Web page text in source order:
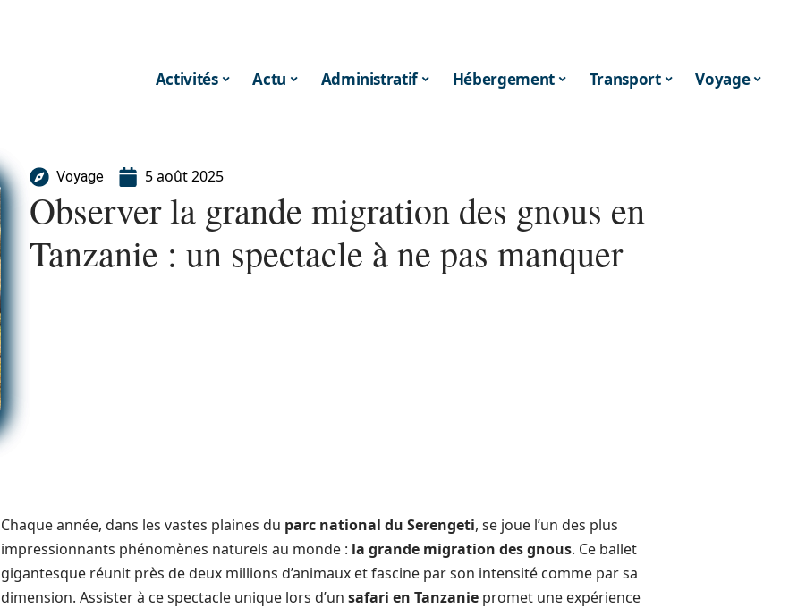
Activités Actu Administratif Hébergement Transport Voyage
Voyage 5 août 2025
Observer la grande migration des gnous en
Tanzanie : un spectacle à ne pas manquer
Chaque année, dans les vastes plaines du parc national du Serengeti, se joue l’un des plus
impressionnants phénomènes naturels au monde : la grande migration des gnous. Ce ballet
gigantesque réunit près de deux millions d’animaux et fascine par son intensité comme par sa
dimension. Assister à ce spectacle unique lors d’un safari en Tanzanie promet une expérience